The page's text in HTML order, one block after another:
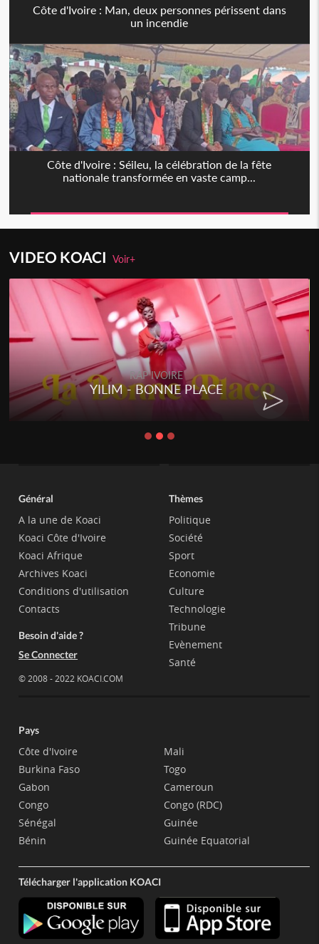
Côte d'Ivoire : Man, deux personnes périssent dans
un incendie
Côte d'Ivoire : Séileu, la célébration de la fête
nationale transformée en vaste camp...
VIDEO KOACIVoir+
RAP IVOIRE
YILIM - BONNE PLACE
Général
A la une de Koaci
Koaci Côte d'Ivoire
Koaci Afrique
Archives Koaci
Conditions d'utilisation
Contacts
Besoin d'aide ?
Se Connecter
© 2008 - 2022 KOACI.COM
Thèmes
Politique
Société
Sport
Economie
Culture
Technologie
Tribune
Evènement
Santé
Pays
Côte d'Ivoire
Burkina Faso
Gabon
Congo
Sénégal
Bénin
Mali
Togo
Cameroun
Congo (RDC)
Guinée
Guinée Equatorial
Télécharger l'application KOACI